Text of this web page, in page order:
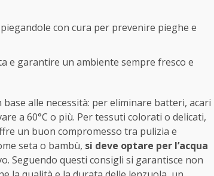
piegandole con cura per prevenire pieghe e
e garantire un ambiente sempre fresco e
alle necessità: per eliminare batteri, acari
a 60°C o più. Per tessuti colorati o delicati,
un buon compromesso tra pulizia e
seta o bambù, si deve optare per l’acqua
Seguendo questi consigli si garantisce non